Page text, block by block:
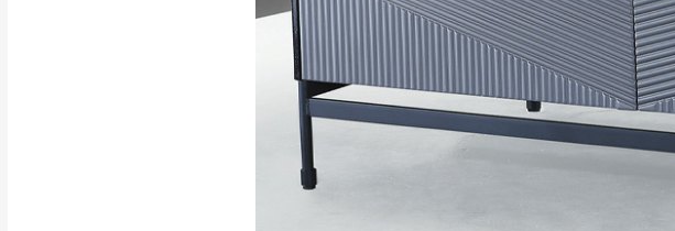
苗栗
$ 9,000以
$ 9,000以
＊A108產品
到貨時間：
若您選擇三聯式或索取兩聯式發票，發票將
送達，如遇國定假日將順延寄送。
退換貨說明：
若收到不良品，請於到貨日起七日內通
所有退回及換貨之商品必須是全新狀態
品、附件、包裝、廠商紙及所有附隨文
由於透過電腦螢幕選購商品，可能會因